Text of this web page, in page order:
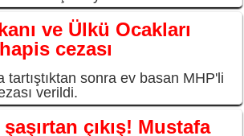
ve Ülkü Ocakları
cezası
tartıştıktan sonra ev basan MHP'li
verildi.
çıkış! Mustafa